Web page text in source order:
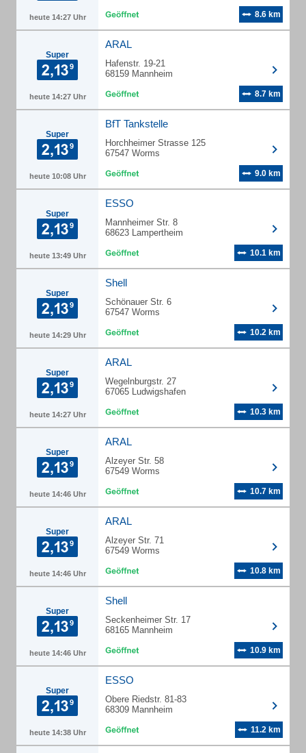
heute 14:27 Uhr 8.6 km
Super
heute 14:27 Uhr
ARAL
Hafenstr. 19-21
68159 Mannheim
8.7 km
Super
heute 10:08 Uhr
BfT Tankstelle
Horchheimer Strasse 125
67547 Worms
9.0 km
Super
heute 13:49 Uhr
ESSO
Mannheimer Str. 8
68623 Lampertheim
10.1 km
Super
heute 14:29 Uhr
Shell
Schönauer Str. 6
67547 Worms
10.2 km
Super
heute 14:27 Uhr
ARAL
Wegelnburgstr. 27
67065 Ludwigshafen
10.3 km
Super
heute 14:46 Uhr
ARAL
Alzeyer Str. 58
67549 Worms
10.7 km
Super
heute 14:46 Uhr
ARAL
Alzeyer Str. 71
67549 Worms
10.8 km
Super
heute 14:46 Uhr
Shell
Seckenheimer Str. 17
68165 Mannheim
10.9 km
Super
heute 14:38 Uhr
ESSO
Obere Riedstr. 81-83
68309 Mannheim
11.2 km